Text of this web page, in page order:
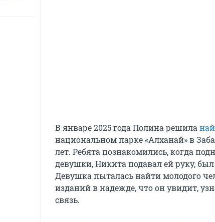
В январе 2025 года Полина решила
национальном парке «Алханай» в
лет. Ребята познакомились, когда
девушки, Никита подавал ей руку,
Девушка пыталась найти молодого
изданий в надежде, что он увидит,
связь.